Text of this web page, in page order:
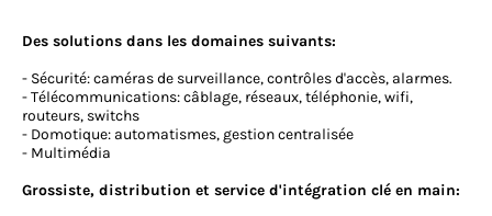
Des solutions dans les domaines suivants:
- Sécurité: caméras de surveillance, contrôles d'accès, alarmes.
- Télécommunications: câblage, réseaux, téléphonie, wifi,
routeurs, switchs
- Domotique: automatismes, gestion centralisée
- Multimédia
Grossiste, distribution et service d'intégration clé en main: